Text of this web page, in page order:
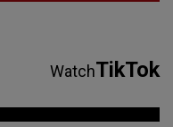
WatchTikTok